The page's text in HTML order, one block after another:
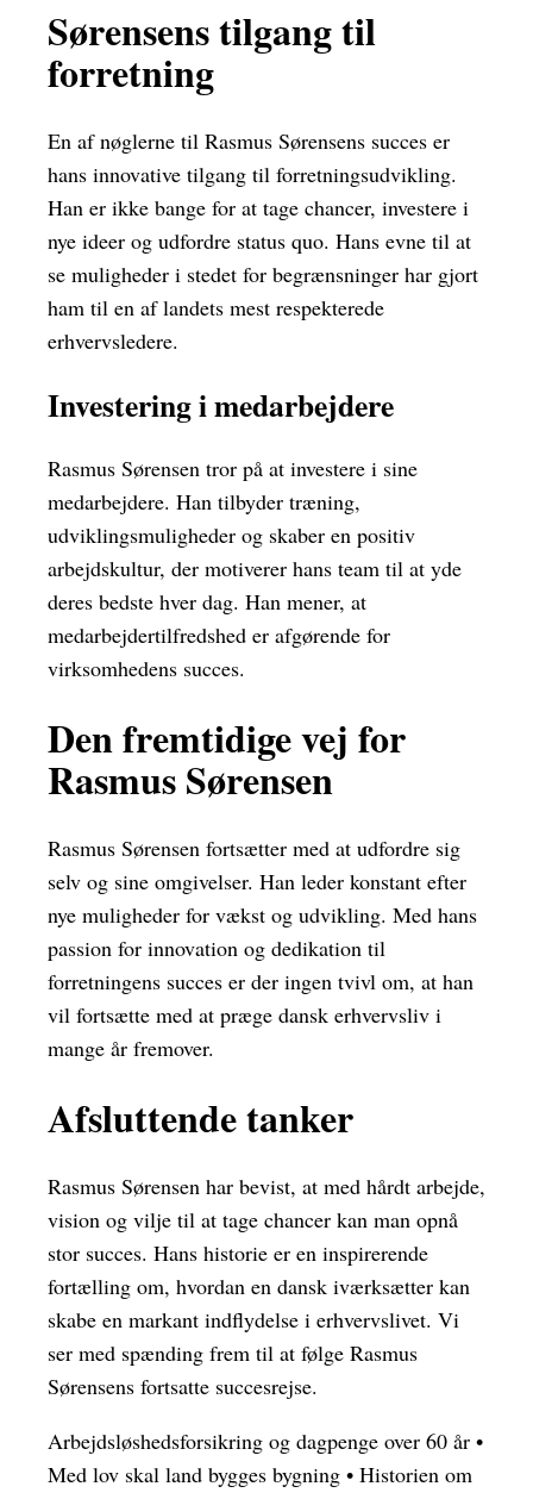
Sørensens tilgang til
forretning
En af nøglerne til Rasmus Sørensens succes er
hans innovative tilgang til forretningsudvikling.
Han er ikke bange for at tage chancer, investere i
nye ideer og udfordre status quo. Hans evne til at
se muligheder i stedet for begrænsninger har gjort
ham til en af landets mest respekterede
erhvervsledere.
Investering i medarbejdere
Rasmus Sørensen tror på at investere i sine
medarbejdere. Han tilbyder træning,
udviklingsmuligheder og skaber en positiv
arbejdskultur, der motiverer hans team til at yde
deres bedste hver dag. Han mener, at
medarbejdertilfredshed er afgørende for
virksomhedens succes.
Den fremtidige vej for
Rasmus Sørensen
Rasmus Sørensen fortsætter med at udfordre sig
selv og sine omgivelser. Han leder konstant efter
nye muligheder for vækst og udvikling. Med hans
passion for innovation og dedikation til
forretningens succes er der ingen tvivl om, at han
vil fortsætte med at præge dansk erhvervsliv i
mange år fremover.
Afsluttende tanker
Rasmus Sørensen har bevist, at med hårdt arbejde,
vision og vilje til at tage chancer kan man opnå
stor succes. Hans historie er en inspirerende
fortælling om, hvordan en dansk iværksætter kan
skabe en markant indflydelse i erhvervslivet. Vi
ser med spænding frem til at følge Rasmus
Sørensens fortsatte succesrejse.
Arbejdsløshedsforsikring og dagpenge over 60 år •
Med lov skal land bygges bygning • Historien om